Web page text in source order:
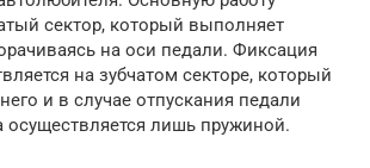
сектор, который выполняет
на оси педали. Фиксация
на зубчатом секторе, который
и в случае отпускания педали
осуществляется лишь пружиной.